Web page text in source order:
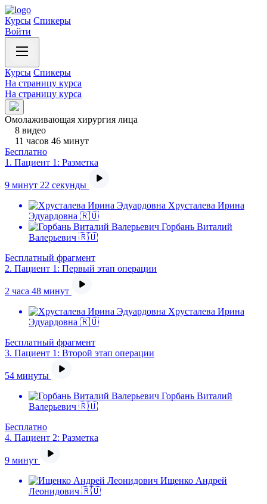
Курсы Спикеры
Войти
Курсы Спикеры
На страницу курса
На страницу курса
Омолаживающая хирургия лица
8 видео
11 часов 46 минут
Бесплатно
1. Пациент 1: Разметка
9 минут 22 секунды
Хрусталева Ирина
Эдуардовна 🇷🇺
Горбань Виталий
Валерьевич 🇷🇺
Бесплатный фрагмент
2. Пациент 1: Первый этап операции
2 часа 48 минут
Хрусталева Ирина
Эдуардовна 🇷🇺
Бесплатный фрагмент
3. Пациент 1: Второй этап операции
54 минуты
Горбань Виталий
Валерьевич 🇷🇺
Бесплатно
4. Пациент 2: Разметка
9 минут
Ищенко Андрей
Леонидович 🇷🇺